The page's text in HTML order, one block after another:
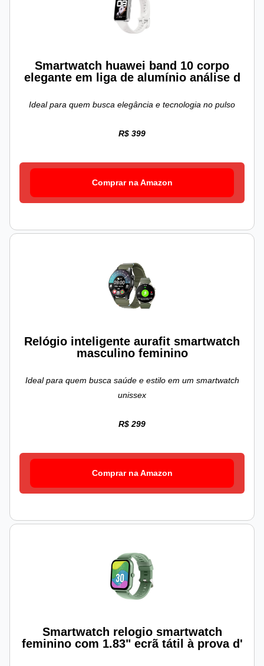
Smartwatch huawei band 10 corpo
elegante em liga de alumínio análise d
Ideal para quem busca elegância e tecnologia no pulso
R$ 399
Comprar na Amazon
Relógio inteligente aurafit smartwatch
masculino feminino
Ideal para quem busca saúde e estilo em um smartwatch
unissex
R$ 299
Comprar na Amazon
Smartwatch relogio smartwatch
feminino com 1.83" ecrã tátil à prova d'